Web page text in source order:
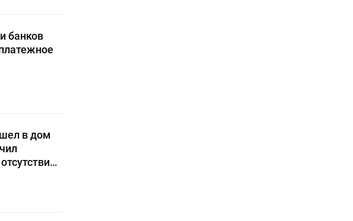
банков
в дом